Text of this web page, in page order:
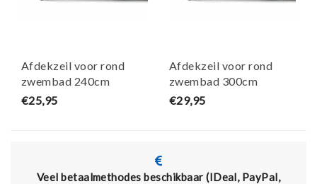
Afdekzeil voor rond
zwembad 240cm
(zeilmaat 300)
€25,95
Afdekzeil voor rond
zwembad 300cm
(zeilmaat 360)
€29,95
beschikbaar (IDeal, PayPal,
Actie: 15%